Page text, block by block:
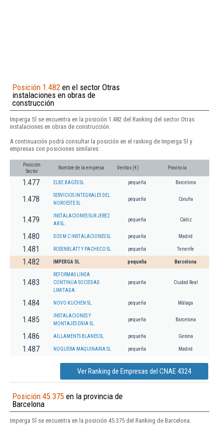
Posición 1.482 en el sector Otras
instalaciones en obras de
construcción
Imperga Sl se encuentra en la posición 1.482 del Ranking del sector Otras
instalaciones en obras de construcción.
A continuación podrá consultar la posición en el ranking de Imperga Sl y
empresas con posiciones similares:
Posición
Sector
Nombre de la empresa Ventas (€) Provincia
1.477 ELBE BAGES SL pequeña Barcelona
1.478
SERVICIOS INTEGRALES DEL
NOROESTE SL
pequeña Coruña
1.479
INSTALACIONES SUR JEREZ
AR SL.
pequeña Cádiz
1.480 DOS M C INSTALACIONES SL pequeña Madrid
1.481 ROSENBLATT Y PACHECO SL pequeña Tenerife
1.482 IMPERGA SL pequeña Barcelona
1.483
REFORMAS LINEA
CONTINUA SOCIEDAD
LIMITADA.
pequeña Ciudad Real
1.484 NOVO KUCHEN SL. pequeña Málaga
1.485
INSTALACIONES Y
MONTAJES ENIA SL.
pequeña Barcelona
1.486 AILLAMENTS BLANES SL pequeña Gerona
1.487 NOGUERA MAQUINARIA SL pequeña Madrid
Ver Ranking de Empresas del CNAE 4324
Posición 45.375 en la provincia de
Barcelona
Imperga Sl se encuentra en la posición 45.375 del Ranking de Barcelona.